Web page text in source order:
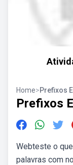
Home>Prefixos
Prefixos
Webteste o
palavras com